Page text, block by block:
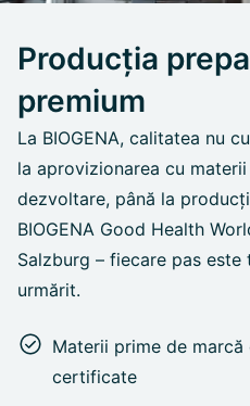
Producția
premium
La BIOGENA, calitatea nu
la aprovizionarea cu
dezvoltare, până la
BIOGENA Good Health
Salzburg – fiecare pas
urmărit.
Materii prime de
certificate